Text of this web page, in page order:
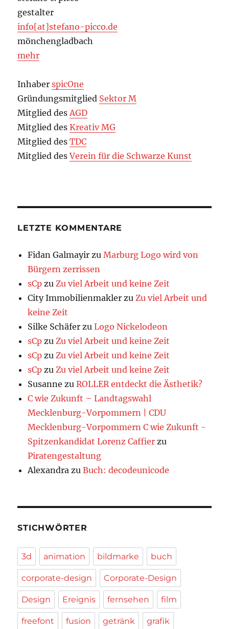
gestalter
info[at]stefano-picco.de
mönchengladbach
mehr
InhaberspicOne
Gründungsmitglied Sektor M
Mitglied desAGD
Mitglied desKreativ MG
Mitglied desTDC
Mitglied desVerein für die Schwarze Kunst
LETZTE KOMMENTARE
Fidan Galmayir zuMarburg Logo wird von
Bürgern zerrissen
sCp zuZu viel Arbeit und keine Zeit
City Immobilienmakler zuZu viel Arbeit und
keine Zeit
Silke Schäfer zuLogo Nickelodeon
sCp zuZu viel Arbeit und keine Zeit
sCp zuZu viel Arbeit und keine Zeit
sCp zuZu viel Arbeit und keine Zeit
Susanne zuROLLER entdeckt die Ästhetik?
C wie Zukunft – Landtagswahl
Mecklenburg-Vorpommern | CDU
Mecklenburg-Vorpommern C wie Zukunft -
Spitzenkandidat Lorenz Caffier zu
Piratengestaltung
Alexandra zuBuch: decodeunicode
STICHWÖRTER
3d animation bildmarke buch
corporate-design Corporate-Design
Design Ereignis fernsehen film
freefont fusion getränk grafik